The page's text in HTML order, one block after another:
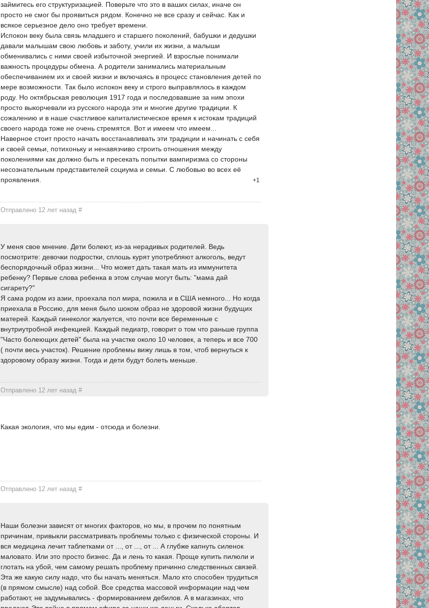
займитесь его структуризацией. Поверьте что это в ваших силах, иначе он
просто не смог бы проявиться рядом. Конечно не все сразу и сейчас. Как и
всякое серьезное дело оно требует времени.
Испокон веку была связь младшего и старшего поколений, бабушки и дедушки
давали малышам свою любовь и заботу, учили их жизни, а малыши
обменивались с ними своей избыточной энергией. И взрослые понимали
важность процедуры обмена. А родители занимались материальным
обеспечиванием их и своей жизни и включаясь в процесс становления детей по
мере возможности. Так было испокон веку и строго выправлялось в каждом
роду. Но октябрьская революция 1917 года и последовавшие за ним эпохи
просто выкорчевали из русского народа эти и многие другие традиции. К
сожалению и в наше счастливое капиталистическое время к истокам традиций
своего народа тоже не очень стремятся. Вот и имеем что имеем...
Наверное стоит просто начать восстанавливать эти традиции и начинать с себя
и своей семьи, потихоньку и ненавязчиво строить отношения между
поколениями как должно быть и пресекать попытки вампиризма со стороны
несознательным представителей социума и семьи. С любовью во всех её
проявления.
Отправлено 12 лет назад#
+1
У меня свое мнение. Дети болеют, из-за нерадивых родителей. Ведь
посмотрите: девочки подростки, сплошь курят употребляют алкоголь, ведут
беспорядочный образ жизни... Что может дать такая мать из иммунитета
ребенку? Первые слова ребенка в этом случае могут быть: "мама дай
сигарету?"
Я сама родом из азии, проехала пол мира, пожила и в США немного... Но когда
приехала в Россию, для меня было шоком образ не здоровой жизни будущих
матерей. Каждый гинеколог жалуется, что почти все беременные с
внутриутробной инфекцией. Каждый педиатр, говорит о том что раньше группа
"Часто болеющих детей" была на участке около 10 человек, а теперь и все 700
( почти весь участок). Решение проблемы вижу лишь в том, чтоб вернуться к
здоровому образу жизни. Тогда и дети будут болеть меньше.
Отправлено 12 лет назад#
Какая экология, что мы едим - отсюда и болезни.
Отправлено 12 лет назад#
Наши болезни зависят от многих факторов, но мы, в прочем по понятным
причинам, привыкли рассматривать проблемы только с физической стороны. И
вся медицина лечит таблетками от ..., от ..., от ... А глубже капнуть силенок
маловато. Или это просто бизнес. Да и лень то какая. Проще купить пилюли и
глотать на убой, чем самому решать проблему причинно следственных связей.
Эта же какую силу надо, что бы начать меняться. Мало кто способен трудиться
(в прямом смысле) над собой. Все средства массовой информации над чем
работают, не задумывались - формированием дебилов. А в магазинах, что